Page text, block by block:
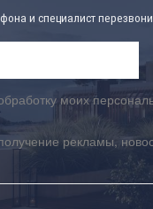
и специалист
моих
рекламы,